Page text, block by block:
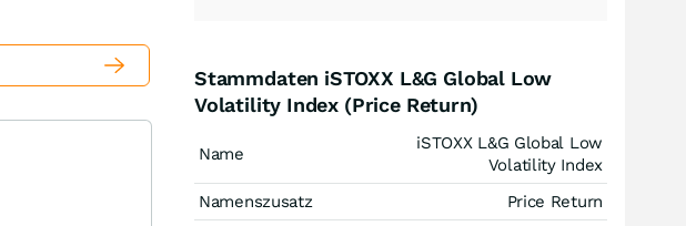
Stammdaten iSTOXX L&G Global Low
Volatility Index (Price Return)
Name
iSTOXX L&G Global Low
Volatility Index
Namenszusatz
Price Return